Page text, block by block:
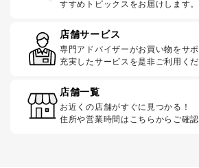
すすめトピックスをお届けします。
店舗サービス
専門アドバイザーがお買い物をサポ
充実したサービスを是非ご利用くだ
店舗一覧
お近くの店舗がすぐに見つかる！
住所や営業時間はこちらからご確認